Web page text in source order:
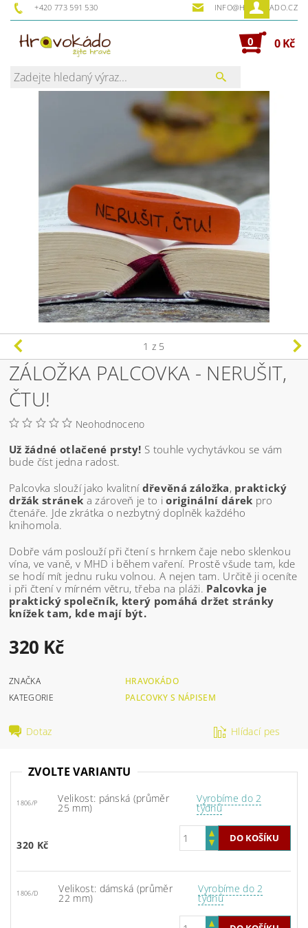
+420 773 591 530 INFO@HRAVOKADO.CZ
0 0 Kč
1 z 5
ZÁLOŽKA PALCOVKA - NERUŠIT,
ČTU!
Neohodnoceno
Už žádné otlačené prsty! S touhle vychytávkou se vám
bude číst jedna radost.
Palcovka slouží jako kvalitní dřevěná záložka, praktický
držák stránek a zároveň je to ioriginální dárek pro
čtenáře. Jde zkrátka o nezbytný doplněk každého
knihomola.
Dobře vám poslouží při čtení s hrnkem čaje nebo sklenkou
vína, ve vaně, v MHD i během vaření. Prostě všude tam, kde
se hodí mít jednu ruku volnou. A nejen tam. Určitě ji oceníte
i při čtení v mírném větru, třeba na pláži. Palcovka je
praktický společník, který pomáhá držet stránky
knížek tam, kde mají být.
320 Kč
ZNAČKA
HRAVOKÁDO
KATEGORIE
PALCOVKY S NÁPISEM
Dotaz Hlídací pes
ZVOLTE VARIANTU
1806/P Velikost: pánská (průměr
25 mm)
Vyrobíme do 2
týdnů
320 Kč
1806/D Velikost: dámská (průměr
22 mm)
Vyrobíme do 2
týdnů